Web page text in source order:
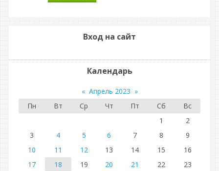
Вход на сайт
Календарь
« Апрель 2023 »
Пн
Вт Ср Чт Пт Сб
Вс
1
2
3
4 5 6 7 8
9
10
11 12 13 14 15
16
17
18 19 20 21 22
23